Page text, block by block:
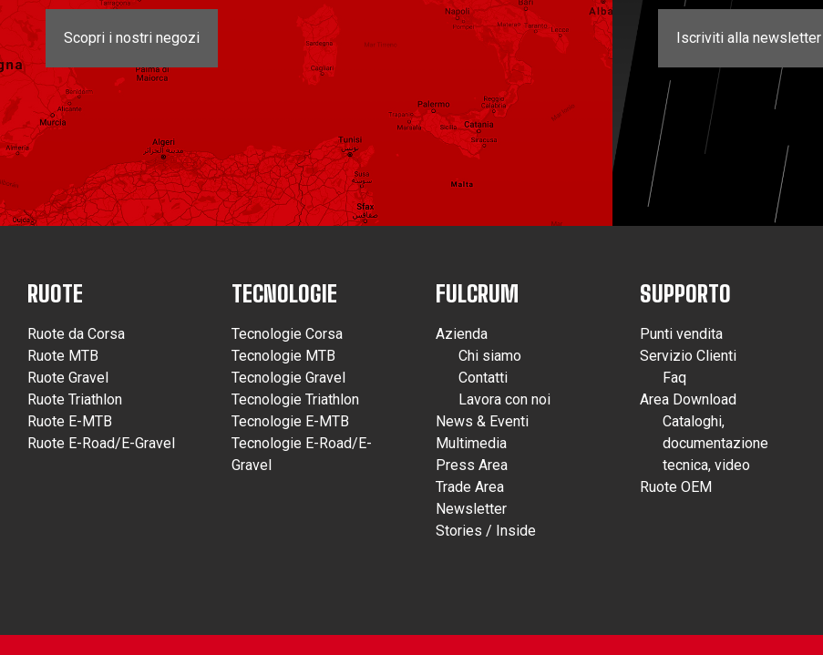
Scopri i nostri negozi Iscriviti alla newsletter
RUOTE
Ruote da Corsa
Ruote MTB
Ruote Gravel
Ruote Triathlon
Ruote E-MTB
Ruote E-Road/E-Gravel
TECNOLOGIE
Tecnologie Corsa
Tecnologie MTB
Tecnologie Gravel
Tecnologie Triathlon
Tecnologie E-MTB
Tecnologie E-Road/E-
Gravel
FULCRUM
Azienda
Chi siamo
Contatti
Lavora con noi
News & Eventi
Multimedia
Press Area
Trade Area
Newsletter
Stories / Inside
SUPPORTO
Punti vendita
Servizio Clienti
Faq
Area Download
Cataloghi,
documentazione
tecnica, video
Ruote OEM